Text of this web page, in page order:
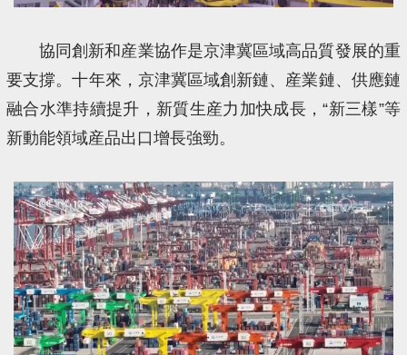
協同創新和産業協作是京津冀區域高品質發展的重
要支撐。十年來，京津冀區域創新鏈、産業鏈、供應鏈
融合水準持續提升，新質生産力加快成長，“新三樣”等
新動能領域産品出口增長強勁。